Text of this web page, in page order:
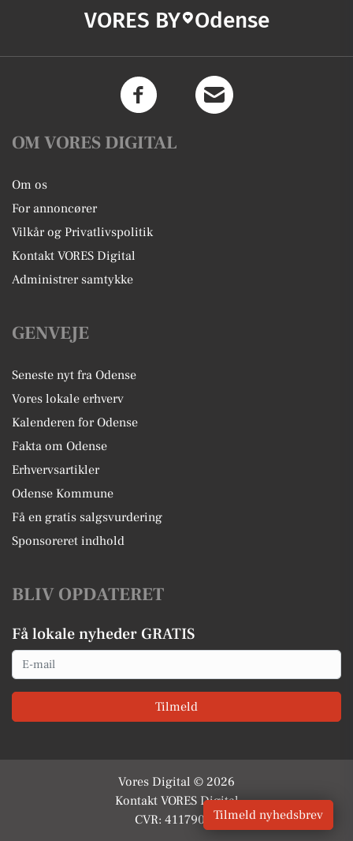
VORES BY Odense
OM VORES DIGITAL
Om os
For annoncører
Vilkår og Privatlivspolitik
Kontakt VORES Digital
Administrer samtykke
GENVEJE
Seneste nyt fra Odense
Vores lokale erhverv
Kalenderen for Odense
Fakta om Odense
Erhvervsartikler
Odense Kommune
Få en gratis salgsvurdering
Sponsoreret indhold
BLIV OPDATERET
Få lokale nyheder GRATIS
Email
Tilmeld
Vores Digital © 2026
Kontakt VORES Digital
CVR: 41179082Tilmeld nyhedsbrev